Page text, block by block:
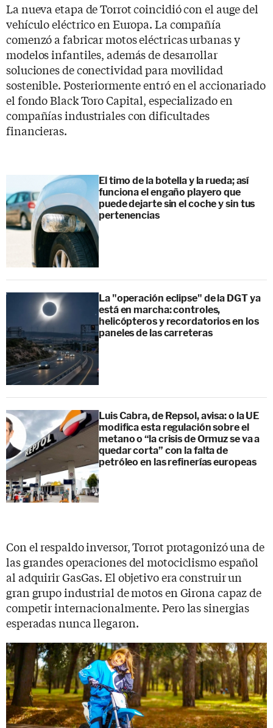
La nueva etapa de Torrot coincidió con el auge del
vehículo eléctrico en Europa. La compañía
comenzó a fabricar motos eléctricas urbanas y
modelos infantiles, además de desarrollar
soluciones de conectividad para movilidad
sostenible. Posteriormente entró en el accionariado
el fondo Black Toro Capital, especializado en
compañías industriales con dificultades
financieras.
El timo de la botella y la rueda; así
funciona el engaño playero que
puede dejarte sin el coche y sin tus
pertenencias
La "operación eclipse" de la DGT ya
está en marcha: controles,
helicópteros y recordatorios en los
paneles de las carreteras
Luis Cabra, de Repsol, avisa: o la UE
modifica esta regulación sobre el
metano o “la crisis de Ormuz se va a
quedar corta” con la falta de
petróleo en las refinerías europeas
Con el respaldo inversor, Torrot protagonizó una de
las grandes operaciones del motociclismo español
al adquirir GasGas. El objetivo era construir un
gran grupo industrial de motos en Girona capaz de
competir internacionalmente. Pero las sinergias
esperadas nunca llegaron.